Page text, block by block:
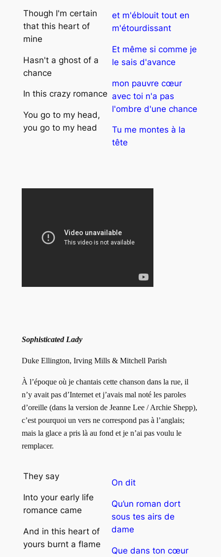
Though I'm certain
that this heart of
mine
Hasn't a ghost of a
chance
In this crazy romance
You go to my head,
you go to my head
et m'éblouit tout en
m'étourdissant
Et même si comme je
le sais d'avance
mon pauvre cœur
avec toi n'a pas
l'ombre d'une chance
Tu me montes à la
tête
Sophisticated Lady
Duke Ellington, Irving Mills & Mitchell Parish
À l’époque où je chantais cette chanson dans la rue, il
n’y avait pas d’Internet et j’avais mal noté les paroles
d’oreille (dans la version de Jeanne Lee / Archie Shepp),
c’est pourquoi un vers ne correspond pas à l’anglais;
mais la glace a pris là au fond et je n’ai pas voulu le
remplacer.
They say
Into your early life
romance came
And in this heart of
yours burnt a flame
On dit
Qu’un roman dort
sous tes airs de
dame
Que dans ton cœur